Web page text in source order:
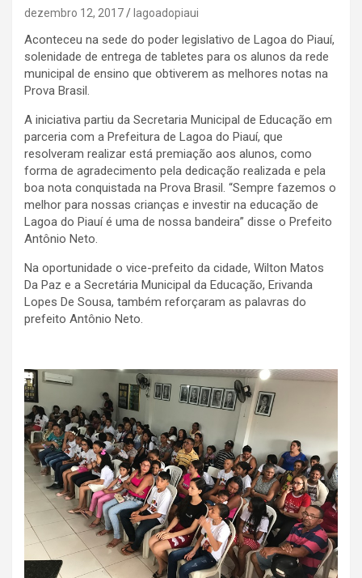
dezembro 12, 2017 lagoadopiaui
Aconteceu na sede do poder legislativo de Lagoa do Piauí,
solenidade de entrega de tabletes para os alunos da rede
municipal de ensino que obtiverem as melhores notas na
Prova Brasil.
A iniciativa partiu da Secretaria Municipal de Educação em
parceria com a Prefeitura de Lagoa do Piauí, que
resolveram realizar está premiação aos alunos, como
forma de agradecimento pela dedicação realizada e pela
boa nota conquistada na Prova Brasil. “Sempre fazemos o
melhor para nossas crianças e investir na educação de
Lagoa do Piauí é uma de nossa bandeira” disse o Prefeito
Antônio Neto.
Na oportunidade o vice-prefeito da cidade, Wilton Matos
Da Paz e a Secretária Municipal da Educação, Erivanda
Lopes De Sousa, também reforçaram as palavras do
prefeito Antônio Neto.